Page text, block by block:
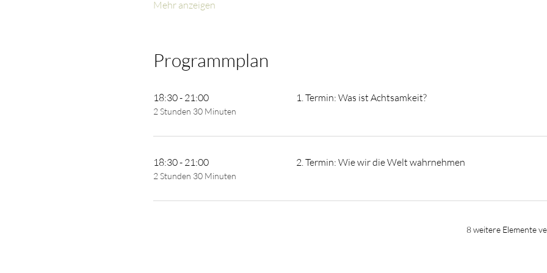
Mehr anzeigen
Programmplan
18:30 - 21:00
2 Stunden 30 Minuten
1. Termin: Was ist Achtsamkeit?
18:30 - 21:00
2 Stunden 30 Minuten
2. Termin: Wie wir die Welt wahrnehmen
8 weitere Elemente